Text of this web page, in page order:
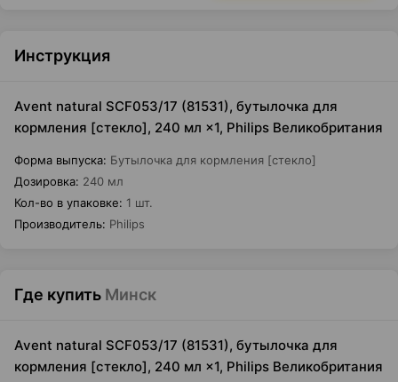
Инструкция
Avent natural SCF053/17 (81531), бутылочка для
кормления [стекло], 240 мл ×1, Philips Великобритания
Форма выпуска: Бутылочка для кормления [стекло]
Дозировка: 240 мл
Кол-во в упаковке: 1 шт.
Производитель: Philips
Где купить Минск
Avent natural SCF053/17 (81531), бутылочка для
кормления [стекло], 240 мл ×1, Philips Великобритания